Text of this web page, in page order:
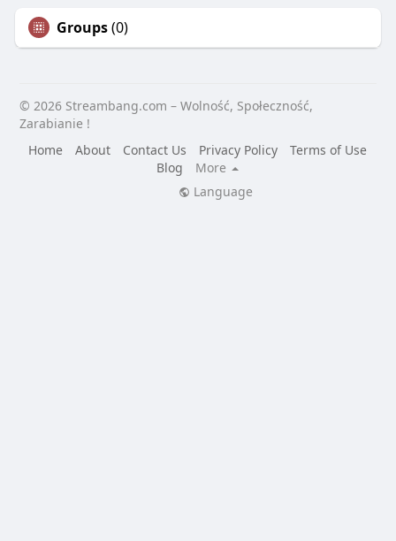
Groups(0)
© 2026 Streambang.com – Wolność, Społeczność,
Zarabianie !
Home
About Contact Us Privacy Policy
Terms of Use
Blog
More
Language